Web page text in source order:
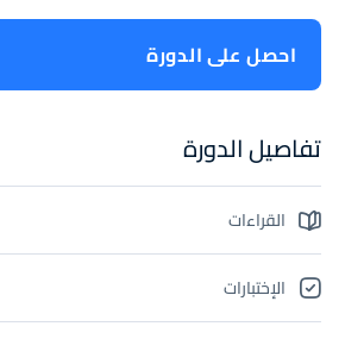
احصل على الدورة
تفاصيل الدورة
القراءات
الإختبارات